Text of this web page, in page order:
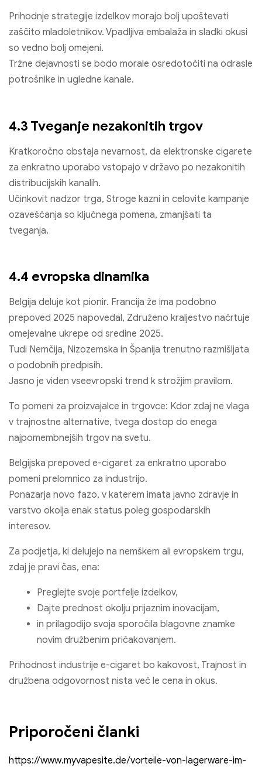
Prihodnje strategije izdelkov morajo bolj upoštevati
zaščito mladoletnikov. Vpadljiva embalaža in sladki okusi
so vedno bolj omejeni.
Tržne dejavnosti se bodo morale osredotočiti na odrasle
potrošnike in ugledne kanale.
4.3 Tveganje nezakonitih trgov
Kratkoročno obstaja nevarnost, da elektronske cigarete
za enkratno uporabo vstopajo v državo po nezakonitih
distribucijskih kanalih.
Učinkovit nadzor trga, Stroge kazni in celovite kampanje
ozaveščanja so ključnega pomena, zmanjšati ta
tveganja.
4.4 evropska dinamika
Belgija deluje kot pionir. Francija že ima podobno
prepoved 2025 napovedal, Združeno kraljestvo načrtuje
omejevalne ukrepe od sredine 2025.
Tudi Nemčija, Nizozemska in Španija trenutno razmišljata
o podobnih predpisih.
Jasno je viden vseevropski trend k strožjim pravilom.
To pomeni za proizvajalce in trgovce: Kdor zdaj ne vlaga
v trajnostne alternative, tvega dostop do enega
najpomembnejših trgov na svetu.
Belgijska prepoved e-cigaret za enkratno uporabo
pomeni prelomnico za industrijo.
Ponazarja novo fazo, v katerem imata javno zdravje in
varstvo okolja enak status poleg gospodarskih
interesov.
Za podjetja, ki delujejo na nemškem ali evropskem trgu,
zdaj je pravi čas, ena:
Preglejte svoje portfelje izdelkov,
Dajte prednost okolju prijaznim inovacijam,
in prilagodijo svoja sporočila blagovne znamke
novim družbenim pričakovanjem.
Prihodnost industrije e-cigaret bo kakovost, Trajnost in
družbena odgovornost nista več le cena in okus.
Priporočeni članki
https://www.myvapesite.de/vorteile-von-lagerware-im-